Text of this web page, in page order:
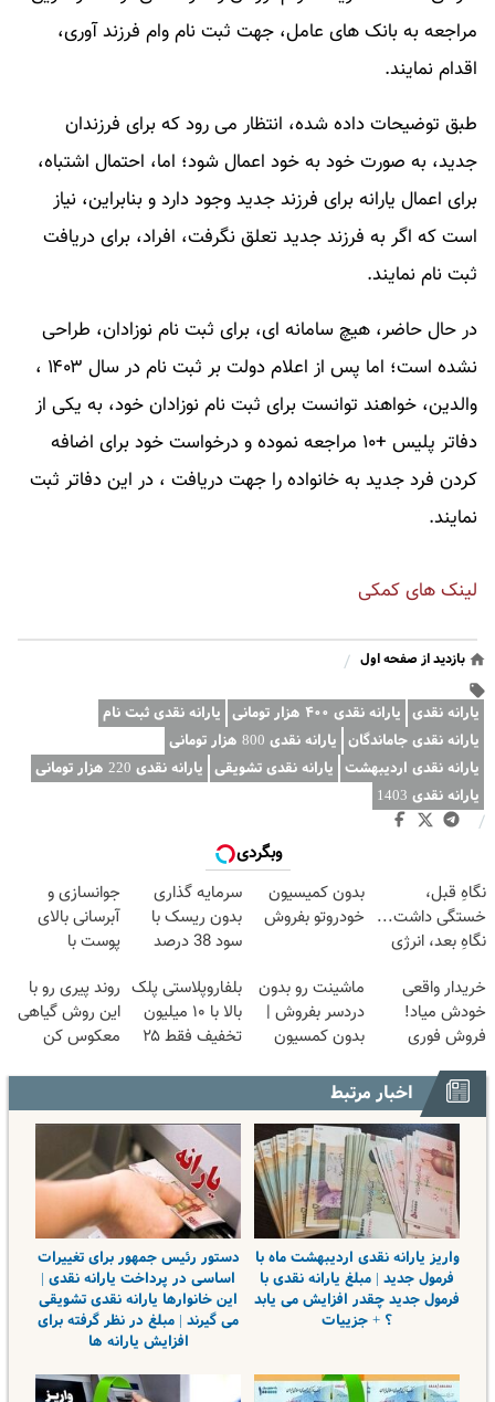
مراجعه به بانک های عامل، جهت ثبت نام وام فرزند آوری،
اقدام نمایند.
طبق توضیحات داده شده، انتظار می رود که برای فرزندان
جدید، به صورت خود به خود اعمال شود؛ اما، احتمال اشتباه،
برای اعمال یارانه برای فرزند جدید وجود دارد و بنابراین، نیاز
است که اگر به فرزند جدید تعلق نگرفت، افراد، برای دریافت
ثبت نام نمایند.
در حال حاضر، هیچ سامانه ای، برای ثبت نام نوزادان، طراحی
نشده است؛ اما پس از اعلام دولت بر ثبت نام در سال ۱۴۰۳ ،
والدین، خواهند توانست برای ثبت نام نوزادان خود، به یکی از
دفاتر پلیس +۱۰ مراجعه نموده و درخواست خود برای اضافه
کردن فرد جدید به خانواده را جهت دریافت ، در این دفاتر ثبت
نمایند.
لینک های کمکی
بازدید از صفحه اول /
یارانه نقدی یارانه نقدی ۴۰۰ هزار تومانی
یارانه نقدی ثبت نام
یارانه نقدی جاماندگان یارانه نقدی 800 هزار تومانی
یارانه نقدی اردیبهشت یارانه نقدی تشویقی یارانه نقدی 220 هزار تومانی
یارانه نقدی 1403
/
وبگردی
نگاهِ قبل،
خستگی داشت...
نگاهِ بعد، انرژی
25% تخفیف
بدون کمیسیون
خودروتو بفروش
سرمایه گذاری
بدون ریسک با
سود 38 درصد
جوانسازی و
آبرسانی بالای
پوست با
خریدار واقعی
خودش میاد!
فروش فوری
مکانیک
ماشینت رو بدون
دردسر بفروش |
بدون کمسیون
بلفاروپلاستی پلک
بالا با ۱۰ میلیون
تخفیف فقط ۲۵
روند پیری رو با
این روش گیاهی
معکوس کن
اخبار مرتبط
واریز یارانه نقدی اردیبهشت ماه با
فرمول جدید | مبلغ یارانه نقدی با
فرمول جدید چقدر افزایش می یابد
؟ + جزییات
دستور رئیس جمهور برای تغییرات
اساسی در پرداخت یارانه نقدی |
این خانوارها یارانه نقدی تشویقی
می گیرند | مبلغ در نظر گرفته برای
افزایش یارانه ها